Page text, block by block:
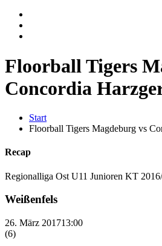
Floorball Tigers
Concordia
Start
Floorball Tigers Magdeburg vs
Recap
Regionalliga Ost U11 Junioren KT
Weißenfels
26. März 201713:00
(6)